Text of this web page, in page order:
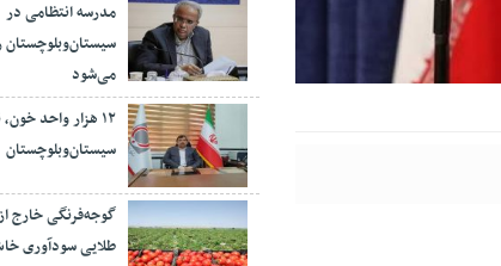
مدرسه انتظامی در
سیستان‌وبلوچستان
می‌شود
۱۲ هزار واحد
سیستان‌وبلوچستان
گوجه‌فرنگی خارج
طلایی سودآوری